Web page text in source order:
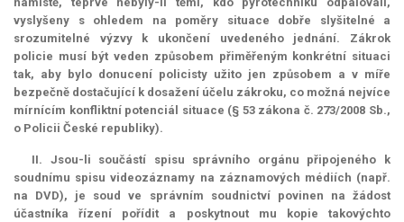
vyslyšeny s ohledem na poměry situace dobře slyšitelné a
srozumitelné výzvy k ukončení uvedeného jednání. Zákrok
policie musí být veden způsobem přiměřeným konkrétní situaci
tak, aby bylo donucení policisty užito jen způsobem a v míře
bezpečně dostačující k dosažení účelu zákroku, co možná nejvíce
mírnícím konfliktní potenciál situace (§ 53 zákona č. 273/2008 Sb.,
o Policii České republiky).
II. Jsou-li součástí spisu správního orgánu připojeného k
soudnímu spisu videozáznamy na záznamových médiích (např.
na DVD), je soud ve správním soudnictví povinen na žádost
účastníka řízení pořídit a poskytnout mu kopie takovýchto